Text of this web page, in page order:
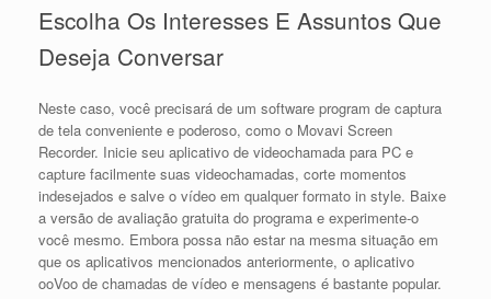
Escolha Os Interesses E Assuntos Que
Deseja Conversar
Neste caso, você precisará de um software program de captura
de tela conveniente e poderoso, como o Movavi Screen
Recorder. Inicie seu aplicativo de videochamada para PC e
capture facilmente suas videochamadas, corte momentos
indesejados e salve o vídeo em qualquer formato in style. Baixe
a versão de avaliação gratuita do programa e experimente-o
você mesmo. Embora possa não estar na mesma situação em
que os aplicativos mencionados anteriormente, o aplicativo
ooVoo de chamadas de vídeo e mensagens é bastante popular.